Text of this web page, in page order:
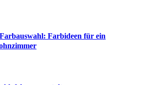
Farbideen für ein